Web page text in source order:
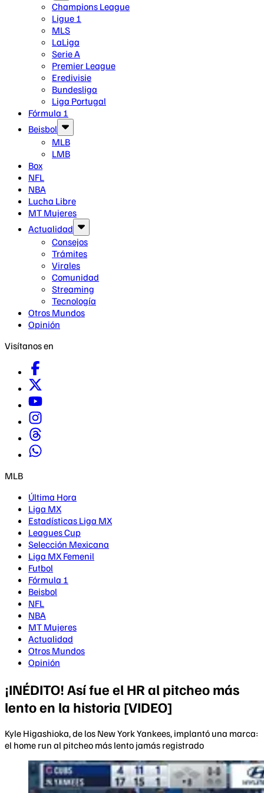
Champions League
Ligue 1
MLS
LaLiga
Serie A
Premier League
Eredivisie
Bundesliga
Liga Portugal
Fórmula 1
Beisbol
MLB
LMB
Box
NFL
NBA
Lucha Libre
MT Mujeres
Actualidad
Consejos
Trámites
Virales
Comunidad
Streaming
Tecnología
Otros Mundos
Opinión
Visítanos en
MLB
Última Hora
Liga MX
Estadísticas Liga MX
Leagues Cup
Selección Mexicana
Liga MX Femenil
Futbol
Fórmula 1
Beisbol
NFL
NBA
MT Mujeres
Actualidad
Otros Mundos
Opinión
¡INÉDITO! Así fue el HR al pitcheo más
lento en la historia [VIDEO]
Kyle Higashioka, de los New York Yankees, implantó una marca:
el home run al pitcheo más lento jamás registrado